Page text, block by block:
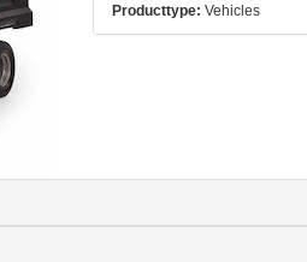
Producttype: Vehicles